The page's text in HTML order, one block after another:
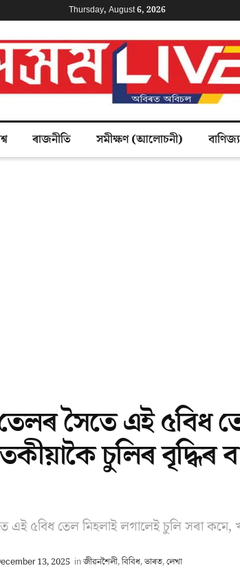
Thursday, August 6, 2026
ৰাজনীতি সমীক্ষণ (আলোচনী) বাণিজ্য
সৈতে এই ৫বিধ
চুলিৰ বৃদ্ধিৰ
এই ৫বিধ তেল মিহলাই লগালেই চুলি সৰা কমে,
13, 2025 inজীৱনশৈলী,বিবিধ,ভাৰত,লেখা